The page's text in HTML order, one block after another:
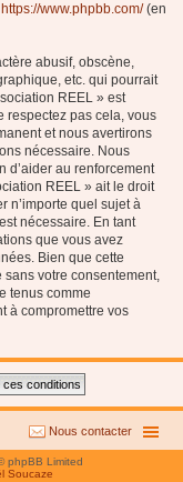
https://www.phpbb.com/(en
abusif, obscène,
etc. qui pourrait
REEL » est
respectez pas cela, vous
et nous avertirons
nécessaire. Nous
d’aider au renforcement
REEL » ait le droit
n’importe quel sujet à
nécessaire. En tant
que vous avez
Bien que cette
votre consentement,
tenus comme
à compromettre vos
Nous contacter
phpBB Limited
Soucaze